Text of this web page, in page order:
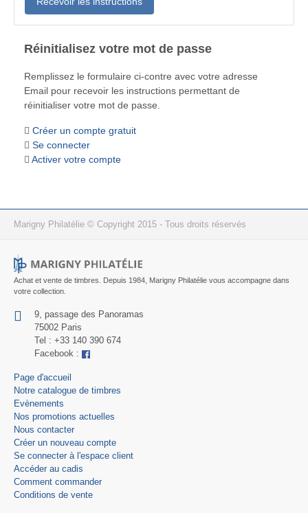
Réinitialisez votre mot de passe
Remplissez le formulaire ci-contre avec votre adresse
Email pour recevoir les instructions permettant de
réinitialiser votre mot de passe.
Créer un compte gratuit
Se connecter
Activer votre compte
Marigny Philatélie © Copyright 2015 - Tous droits réservés
Achat et vente de timbres. Depuis 1984, Marigny Philatélie vous accompagne dans
votre collection.
9, passage des Panoramas
75002 Paris
Tel : +33 140 390 674
Facebook :
Page d'accueil
Notre catalogue de timbres
Evènements
Nos promotions actuelles
Nous contacter
Créer un nouveau compte
Se connecter à l'espace client
Accéder au cadis
Comment commander
Conditions de vente